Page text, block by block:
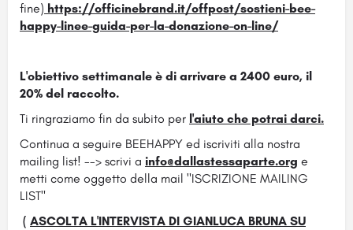
fine) https://officinebrand.it/offpost/sostieni-bee-
happy-linee-guida-per-la-donazione-on-line/
L'obiettivo settimanale è di arrivare a 2400 euro, il
20% del raccolto.
Ti ringraziamo fin da subito per l'aiuto che potrai darci.
Continua a seguire BEEHAPPY ed iscriviti alla nostra
mailing list! --> scrivi a info@dallastessaparte.org e
metti come oggetto della mail "ISCRIZIONE MAILING
LIST"
( ASCOLTA L'INTERVISTA DI GIANLUCA BRUNA SU